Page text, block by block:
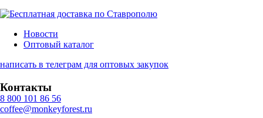
Новости
Оптовый каталог
написать в телеграм для оптовых закупок
Контакты
8 800 101 86 56
coffee@monkeyforest.ru